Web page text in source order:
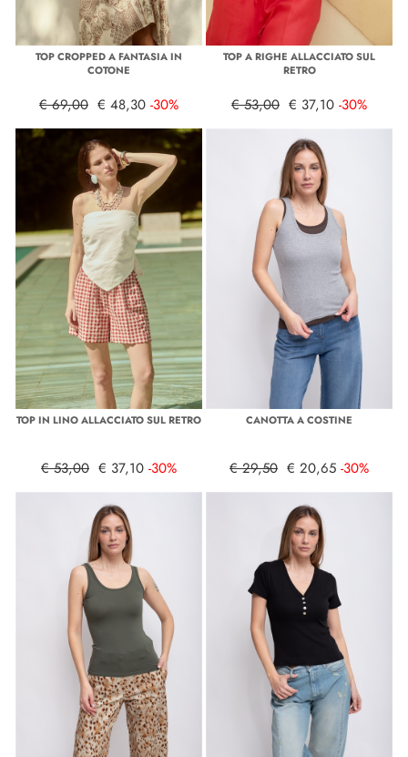
TOP CROPPED A FANTASIA IN
COTONE
€ 69,00 € 48,30 -30%
TOP A RIGHE ALLACCIATO SUL
RETRO
€ 53,00 € 37,10 -30%
TOP IN LINO ALLACCIATO SUL RETRO
€ 53,00 € 37,10 -30%
CANOTTA A COSTINE
€ 29,50 € 20,65 -30%